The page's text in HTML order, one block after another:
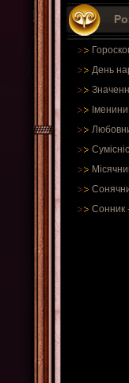
День
Сонник